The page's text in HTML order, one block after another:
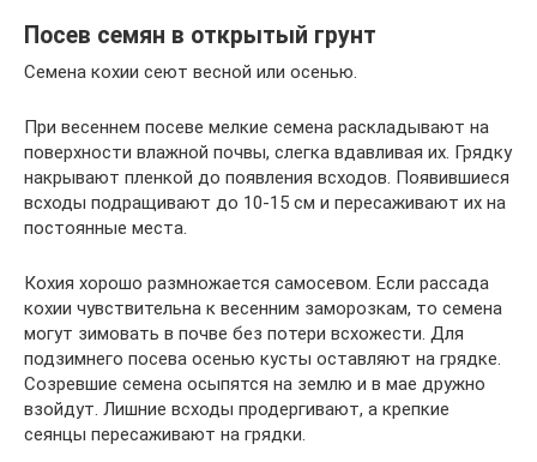
Посев семян в открытый грунт
Семена кохии сеют весной или осенью.
При весеннем посеве мелкие семена раскладывают на
поверхности влажной почвы, слегка вдавливая их. Грядку
накрывают пленкой до появления всходов. Появившиеся
всходы подращивают до 10-15 см и пересаживают их на
постоянные места.
Кохия хорошо размножается самосевом. Если рассада
кохии чувствительна к весенним заморозкам, то семена
могут зимовать в почве без потери всхожести. Для
подзимнего посева осенью кусты оставляют на грядке.
Созревшие семена осыпятся на землю и в мае дружно
взойдут. Лишние всходы продергивают, а крепкие
сеянцы пересаживают на грядки.